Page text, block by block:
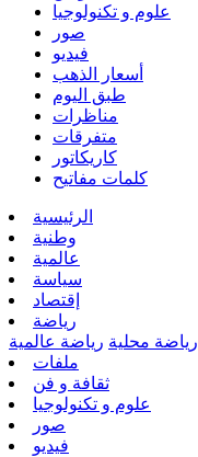
علوم و تكنولوجيا
صور
فيديو
أسعار الذهب
طبق اليوم
مناظرات
متفرقات
كاريكاتور
كلمات مفاتيح
الرئيسية
وطنية
عالمية
سياسة
إقتصاد
رياضة
رياضة محلية رياضة عالمية
ملفات
ثقافة و فن
علوم و تكنولوجيا
صور
فيديو